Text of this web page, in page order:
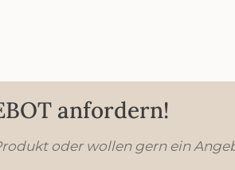
anfordern!
oder wollen gern ein